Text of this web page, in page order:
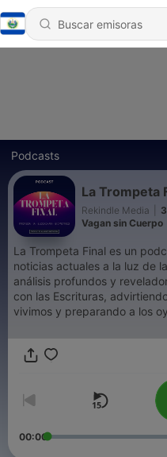
Podcasts
La Trompeta
Rekindle Media
Vagan sin Cuerpo
La Trompeta Final es un
noticias actuales a la luz de
análisis profundos y
con las Escrituras,
vivimos y preparando a los
conflictos geopolíticos hasta
fundamentada en la Palabra de Dios. Sintoniza
00:00